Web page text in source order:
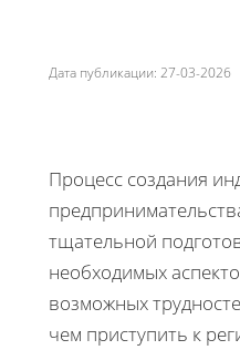
Дата публикации: 27-03-
Процесс создания
тщательной
необходимых
возможных
чем приступить к